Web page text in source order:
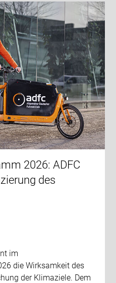
2026: ADFC
des
im
die Wirksamkeit des
der Klimaziele. Dem